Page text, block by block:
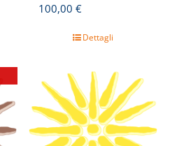
100,00 €
Dettagli